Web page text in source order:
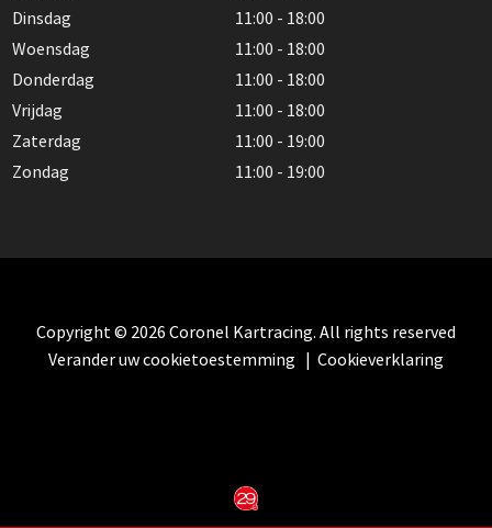
Dinsdag
11:00 - 18:00
Woensdag
11:00 - 18:00
Donderdag
11:00 - 18:00
Vrijdag
11:00 - 18:00
Zaterdag
11:00 - 19:00
Zondag
11:00 - 19:00
Copyright © 2026 Coronel Kartracing. All rights reserved
Verander uw cookietoestemming | Cookieverklaring